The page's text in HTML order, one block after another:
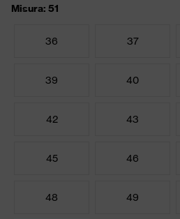
Misura: 51
36 37
39 40
42 43
45 46
48 49